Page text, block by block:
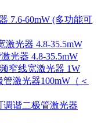
7.6-60mW (多功能可
激光器 4.8-35.5mW
光器 4.8-35.5mW
窄线宽激光器 1W
激光器100mW（＜
调谐二极管激光器